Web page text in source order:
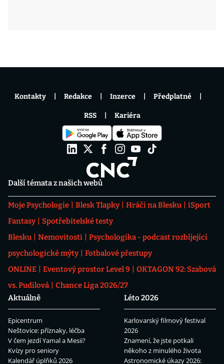
Další témata z našich webů
Moje Psychologie Blesk Tlapky Hráči na Blesku
iSport
Fantasy
Spotřebitelské testy
Blesku
Nemovitosti
Psychologika - podcast rozbíjející
psychologické mýty
Fotbalové přestupy
ONLINE
Eventový prostor Level 9
OKTAGON 92: Szabová
vs. Pudilová
Chance Liga 2026/27
Aktuálně
Epicentrum
Neštovice: příznaky, léčba
V čem jezdí Yamal a Mesii?
Kvízy pro seniory
Kalendář úplňků 2026
Léto 2026
Karlovarský filmový festival
2026
Znamení, že jste potkali
někoho z minulého života
Astronomické úkazy 2026:
Kontakty Redakce Inzerce Předplatné
RSS Kariéra